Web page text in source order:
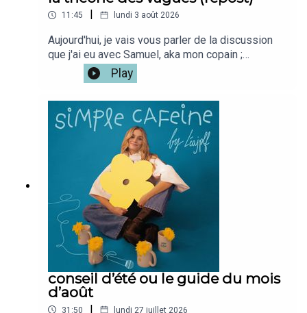
11:45 lundi 3 août 2026
Aujourd'hui, je vais vous parler de la discussion
que j'ai eu avec Samuel, aka mon copain ;
"Emotions are like a wave".Depuis, j'ai
l'impression de mieux me comprendre, et de
mieux comprendre les reactions des autres alors
il FALLAIT que je vous partage tout ca.Mon café
: @simplecafeine Mon compte perso @leajplf ?
J'ai hate de te lire!Bienveillance,S&S,Léa ✨🫶🏻
Play
conseil d’été ou le guide du mois
d’août
31:50 | lundi 27 juillet 2026